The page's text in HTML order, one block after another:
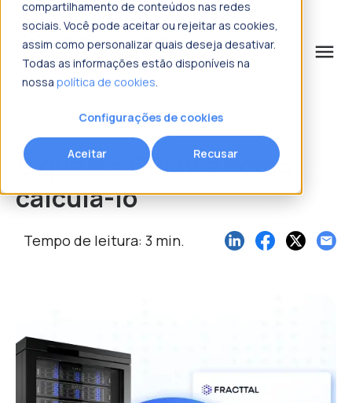
compartilhamento de conteúdos nas redes
sociais. Você pode aceitar ou rejeitar as cookies,
assim como personalizar quais deseja desativar.
Todas as informações estão disponíveis na
nossa política de cookies.
Configurações de cookies
Aceitar Recusar
menu
o que procura?
O que é o CPMV e como
calculá-lo
Tempo de leitura: 3 min.